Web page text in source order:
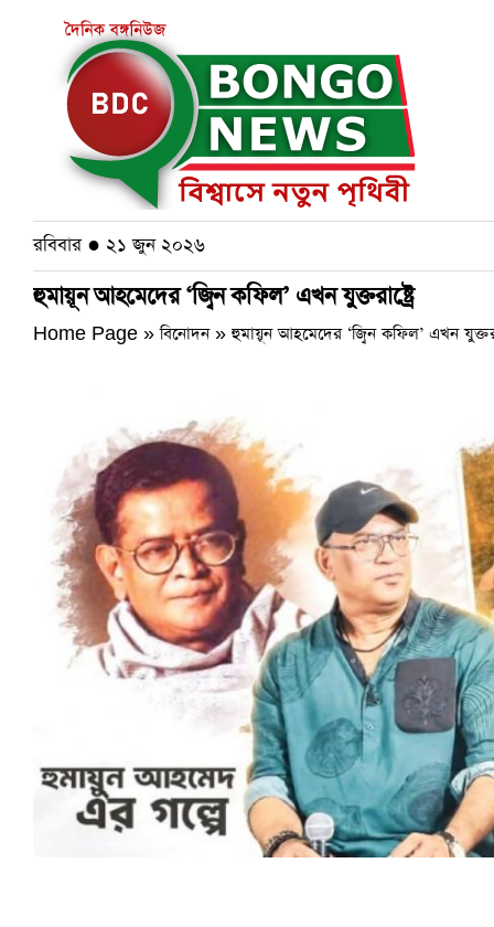
রবিবার ● ২১ জুন ২০২৬
হুমায়ূন আহমেদের ‘জ্বিন কফিল’ এখন যুক্তরাষ্ট্রে
Home Page » বিনোদন » হুমায়ূন আহমেদের ‘জ্বিন কফিল’ এখন